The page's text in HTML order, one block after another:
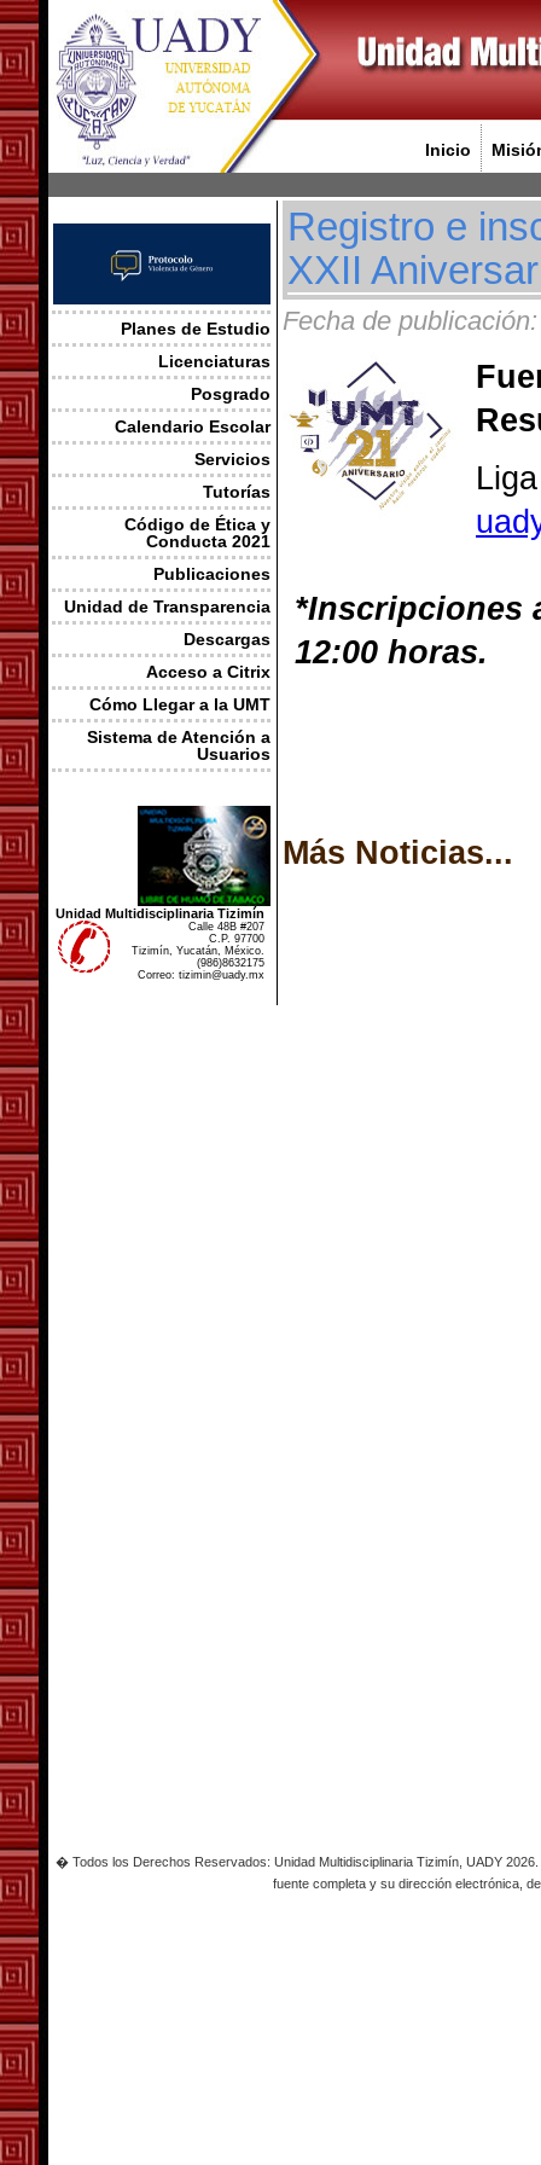
Inicio
Planes de Estudio
Licenciaturas
Posgrado
Calendario Escolar
Servicios
Tutorías
Código de Ética y
Conducta 2021
Publicaciones
Unidad de Transparencia
Descargas
Acceso a Citrix
Cómo Llegar a la UMT
Sistema de Atención a
Usuarios
Unidad Multidisciplinaria Tizimín
Calle 48B #207
C.P. 97700
Tizimín, Yucatán, México.
(986)8632175
Correo: tizimin@uady.mx
Registro e
XXII
Fecha de
*Inscripciones
12:00 horas.
Más Noticias...
� Todos los Derechos Reservados: Unidad Multidisciplinaria Tizimín, UADY
fuente completa y su dirección electrónica,